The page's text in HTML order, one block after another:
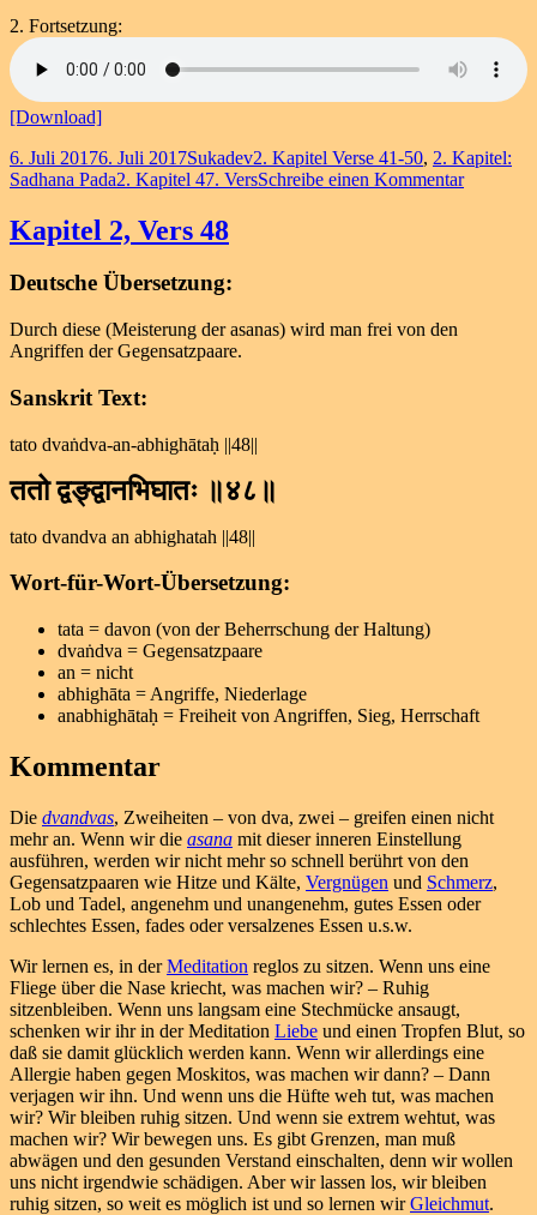
2. Fortsetzung:
[Download]
Veröffentlicht
am
6. Juli 20176. Juli 2017Autor
SukadevKategorien
2. Kapitel Verse 41-50, 2. Kapitel:
Sadhana PadaSchlagwörter
2. Kapitel 47. VersSchreibe einen Kommentarzu
Kapitel 2, Vers 48
Deutsche Übersetzung:
Durch diese (Meisterung der asanas) wird man frei von den
Angriffen der Gegensatzpaare.
Sanskrit Text:
tato dvaṅdva-an-abhighātaḥ ||48||
ततो द्वङ्द्वानभिघातः ॥४८॥
tato dvandva an abhighatah ||48||
Wort-für-Wort-Übersetzung:
tata = davon (von der Beherrschung der Haltung)
dvaṅdva = Gegensatzpaare
an = nicht
abhighāta = Angriffe, Niederlage
anabhighātaḥ = Freiheit von Angriffen, Sieg, Herrschaft
Kommentar
Die dvandvas, Zweiheiten – von dva, zwei – greifen einen nicht
mehr an. Wenn wir die asana mit dieser inneren Einstellung
ausführen, werden wir nicht mehr so schnell berührt von den
Gegensatzpaaren wie Hitze und Kälte, Vergnügen und Schmerz,
Lob und Tadel, angenehm und unangenehm, gutes Essen oder
schlechtes Essen, fades oder versalzenes Essen u.s.w.
Wir lernen es, in derMeditation reglos zu sitzen. Wenn uns eine
Fliege über die Nase kriecht, was machen wir? – Ruhig
sitzenbleiben. Wenn uns langsam eine Stechmücke ansaugt,
schenken wir ihr in der Meditation Liebe und einen Tropfen Blut, so
daß sie damit glücklich werden kann. Wenn wir allerdings eine
Allergie haben gegen Moskitos, was machen wir dann? – Dann
verjagen wir ihn. Und wenn uns die Hüfte weh tut, was machen
wir? Wir bleiben ruhig sitzen. Und wenn sie extrem wehtut, was
machen wir? Wir bewegen uns. Es gibt Grenzen, man muß
abwägen und den gesunden Verstand einschalten, denn wir wollen
uns nicht irgendwie schädigen. Aber wir lassen los, wir bleiben
ruhig sitzen, so weit es möglich ist und so lernen wirGleichmut.